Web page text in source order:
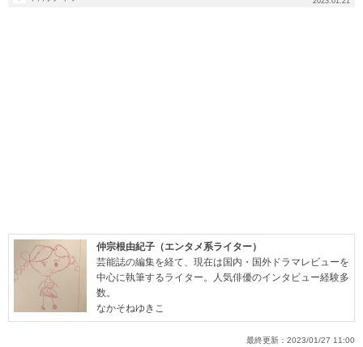
仲宗根由紀子（エンタメ系ライター）
芸能誌の編集を経て、現在は国内・国外ドラマレビューを
中心に執筆するライター。人気俳優のインタビュー経験多
数。
なかそねゆきこ
最終更新： 2023/01/27 11:00